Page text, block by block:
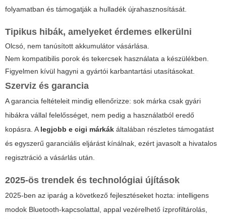
folyamatban és támogatják a hulladék újrahasznosítását.
Tipikus hibák, amelyeket érdemes elkerülni
Olcsó, nem tanúsított akkumulátor vásárlása.
Nem kompatibilis porok és tekercsek használata a készülékben.
Figyelmen kívül hagyni a gyártói karbantartási utasításokat.
Szerviz és garancia
A garancia feltételeit mindig ellenőrizze: sok márka csak gyári
hibákra vállal felelősséget, nem pedig a használatból eredő
kopásra. Alegjobb e cigi márkák általában részletes támogatást
és egyszerű garanciális eljárást kínálnak, ezért javasolt a hivatalos
regisztráció a vásárlás után.
2025-ös trendek és technológiai újítások
2025-ben az iparág a következő fejlesztéseket hozta: intelligens
modok Bluetooth-kapcsolattal, appal vezérelhető ízprofiltárolás,